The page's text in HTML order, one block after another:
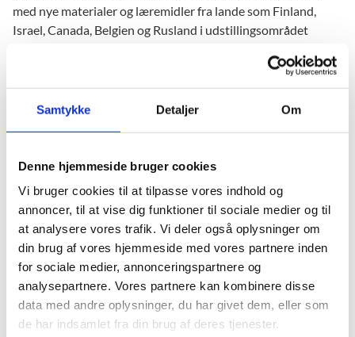
Samtykke Detaljer Om
Denne hjemmeside bruger cookies
Vi bruger cookies til at tilpasse vores indhold og
annoncer, til at vise dig funktioner til sociale medier og til
at analysere vores trafik. Vi deler også oplysninger om
din brug af vores hjemmeside med vores partnere inden
for sociale medier, annonceringspartnere og
analysepartnere. Vores partnere kan kombinere disse
data med andre oplysninger, du har givet dem, eller som
de har indsamlet fra din brug af deres tjenester.
med nye materialer og læremidler fra lande som Finland,
Israel, Canada, Belgien og Rusland i udstillingsområdet
”Vi skal udbrede kendskabet til Danmarks Læringsfestival, så
på Danmarks største læringsmesse, så lærerne fortsat
oplever et varieret udbud af digitale læremidler af høj faglig
Riisager.
Om analysen
Operate har udarbejdet en analyse for Styrelsen for
It og Læring om internationale leverandører af
digitale læremidler. Den afdækker blandt andet
følgende: